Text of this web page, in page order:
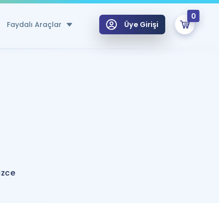
Faydalı Araçlar
Hesaplama Aracı
için Öneriler
Üye Girişi
0